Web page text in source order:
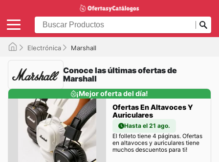
Electrónica Marshall
Conoce las últimas ofertas de
Marshall
¡Mejor oferta del día!
Ofertas En Altavoces Y
Auriculares
Hasta el 21 ago.
El folleto tiene 4 páginas. Ofertas
en altavoces y auriculares tiene
muchos descuentos para ti!